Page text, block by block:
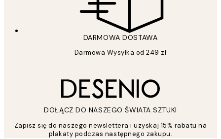
DARMOWA DOSTAWA
Darmowa Wysyłka od 249 zł
DOŁĄCZ DO NASZEGO ŚWIATA SZTUKI
Zapisz się do naszego newslettera i uzyskaj 15% rabatu na
plakaty podczas następnego zakupu.